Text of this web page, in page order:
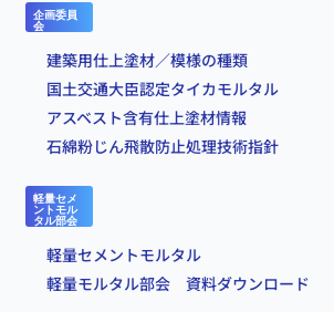
企画委員
会
建築用仕上塗材／模様の種類
国土交通大臣認定タイカモルタル
アスベスト含有仕上塗材情報
石綿粉じん飛散防止処理技術指針
軽量セメ
ントモル
タル部会
軽量セメントモルタル
軽量モルタル部会 資料ダウンロード